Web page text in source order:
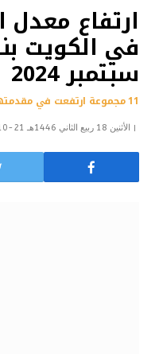
ارتفاع
سبتمبر 2024
11 مجموعة ارتفعت في مقدمتهم الأغذية والمشروبات بنسبة 5.80%
الأثنين 18 ربيع الثاني 1446هـ 21-10-2024م